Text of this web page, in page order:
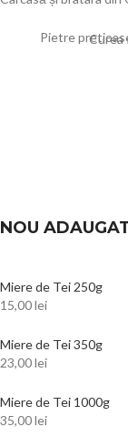
Curea
Pietre
NOU
Miere de Tei 250g
15,00lei
Miere de Tei 350g
23,00lei
Miere de Tei 1000g
35,00lei